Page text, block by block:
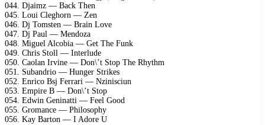
044. Djaimz — Back Then
045. Loui Cleghorn — Zen
046. Dj Tomsten — Brain Love
047. Dj Paul — Mendoza
048. Miguel Alcobia — Get The Funk
049. Chris Stoll — Interlude
050. Caolan Irvine — Don\’t Stop The Rhythm
051. Subandrio — Hunger Strikes
052. Enrico Bsj Ferrari — Nzinisciun
053. Empire B — Don\’t Stop
054. Edwin Geninatti — Feel Good
055. Gromance — Philosophy
056. Kay Barton — I Adore U